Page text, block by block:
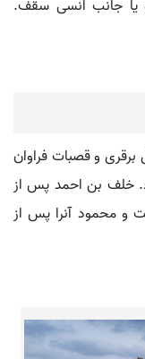
جانب انسی سقف.
و قصبات فراوان
خلف بن احمد پس از
و محمود آنرا پس از